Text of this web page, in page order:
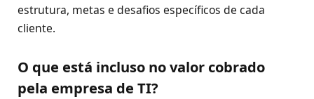
estrutura, metas e desafios específicos de cada
cliente.
O que está incluso no valor cobrado
pela empresa de TI?